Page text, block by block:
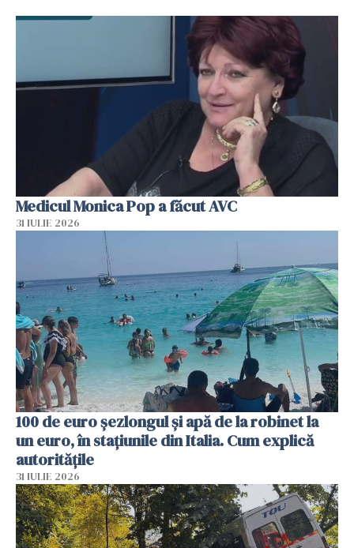
Medicul Monica Pop a făcut AVC
31 IULIE 2026
100 de euro șezlongul și apă de la robinet la
un euro, în stațiunile din Italia. Cum explică
autoritățile
31 IULIE 2026